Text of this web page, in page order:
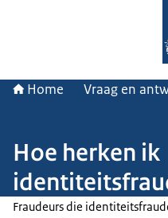
Home Vraag en
Hoe herken ik
Fraudeurs die